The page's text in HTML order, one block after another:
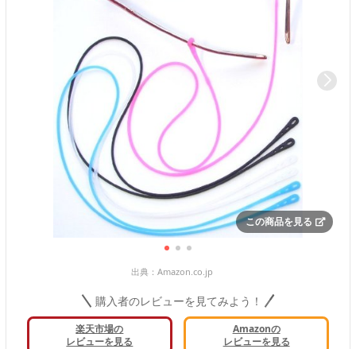
この商品を見る
出典： Amazon.co.jp
購入者のレビューを見てみよう！
楽天市場の
レビューを見る
Amazonの
レビューを見る